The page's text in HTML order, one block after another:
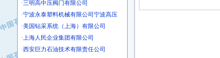
·宁波永泰塑料机械有限公司宁波高压
·美国钻采系统（上海）有限公司
·上海人民企业集团有限公司
·西安巨力石油技术有限责任公司
·苏州兰炼富士仪表有限公司